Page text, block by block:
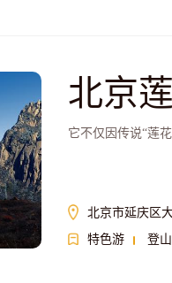
北京
它不仅因传说“莲
北京市延庆区
特色游
登山